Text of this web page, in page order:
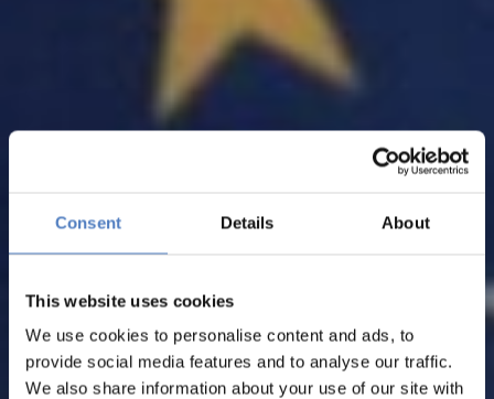
Consent Details About
This website uses cookies
We use cookies to personalise content and ads, to
provide social media features and to analyse our traffic.
We also share information about your use of our site with